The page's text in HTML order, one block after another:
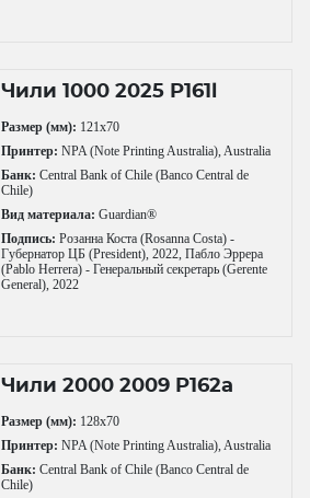
Чили 1000 2025 P161l
Размер (мм): 121x70
Принтер: NPA (Note Printing Australia), Australia
Банк: Central Bank of Chile (Banco Central de
Chile)
Вид материала: Guardian®
Подпись: Розанна Коста (Rosanna Costa) -
Губернатор ЦБ (President), 2022, Пабло Эррера
(Pablo Herrera) - Генеральный секретарь (Gerente
General), 2022
Чили 2000 2009 P162a
Размер (мм): 128x70
Принтер: NPA (Note Printing Australia), Australia
Банк: Central Bank of Chile (Banco Central de
Chile)